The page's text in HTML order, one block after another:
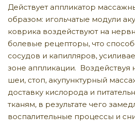
Действует аппликатор
образом: игольчатые модули
коврика воздействуют на
болевые рецепторы, что
сосудов и капилляров,
зоне аппликации. Воздействуя
шеи, стоп, акупунктурный
доставку кислорода и
тканям, в результате чего
воспалительные процессы и